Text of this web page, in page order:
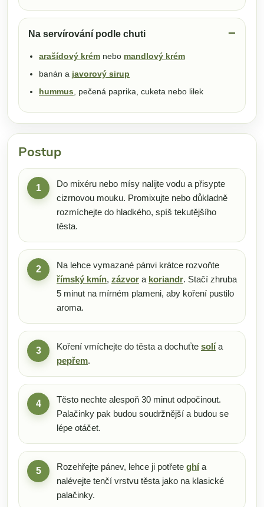
Na servírování podle chuti
arašídový krém nebo mandlový krém
banán a javorový sirup
hummus , pečená paprika, cuketa nebo lilek
Postup
1
Do mixéru nebo mísy nalijte vodu a přisypte
cizrnovou mouku. Promixujte nebo důkladně
rozmíchejte do hladkého, spíš tekutějšího
těsta.
2
Na lehce vymazané pánvi krátce rozvoňte
římský kmín, zázvor a koriandr. Stačí zhruba
5 minut na mírném plameni, aby koření pustilo
aroma.
3 Koření vmíchejte do těsta a dochuťte solía
pepřem.
4
Těsto nechte alespoň 30 minut odpočinout.
Palačinky pak budou soudržnější a budou se
lépe otáčet.
5 Rozehřejte pánev, lehce ji potřete ghía
nalévejte tenčí vrstvu těsta jako na klasické
palačinky.